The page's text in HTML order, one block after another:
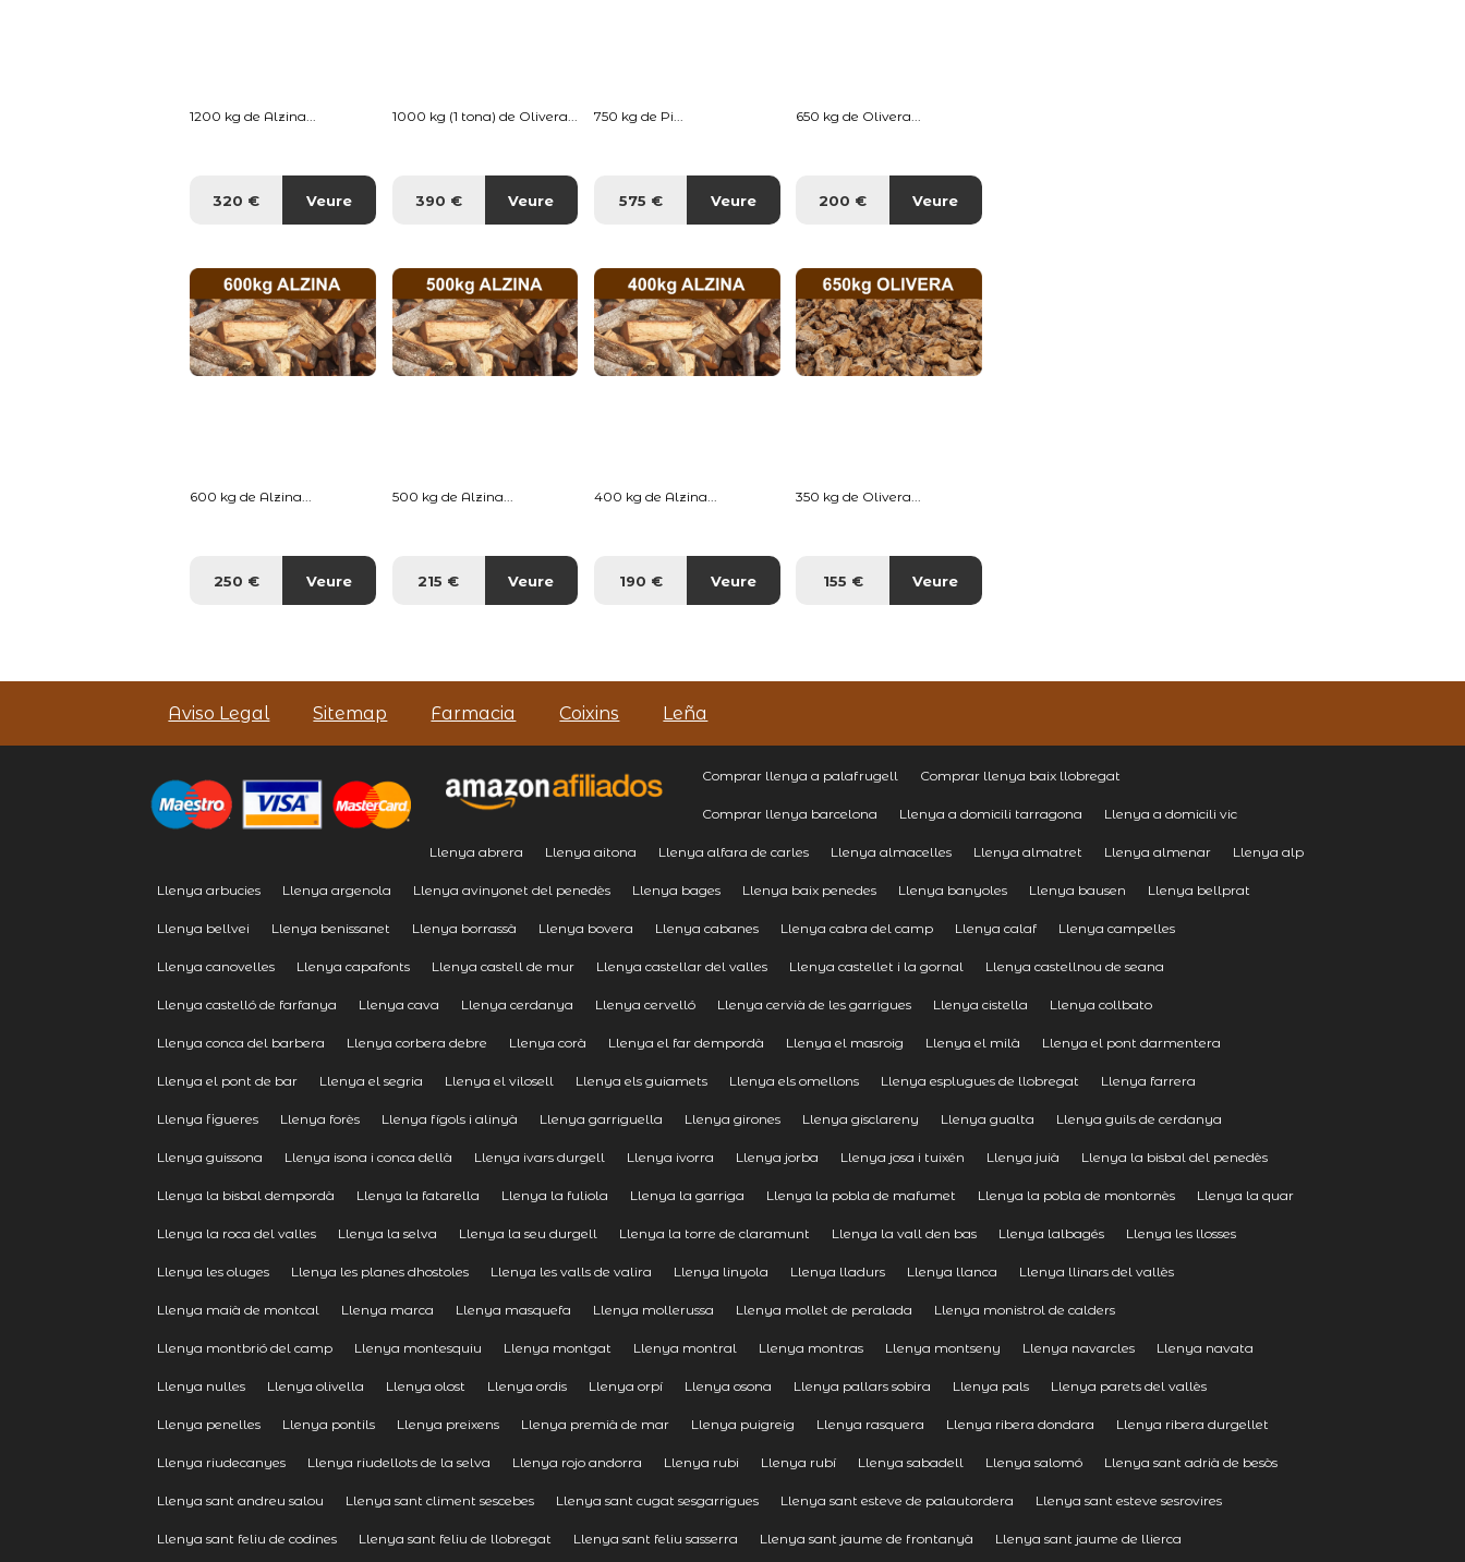
1200 kg de Alzina...
320 € Veure
1000 kg (1 tona) de Olivera...
390 € Veure
750 kg de Pi...
575 € Veure
650 kg de Olivera...
200 € Veure
600 kg de Alzina...
250 € Veure
500 kg de Alzina...
215 € Veure
400 kg de Alzina...
190 € Veure
350 kg de Olivera...
155 € Veure
Aviso Legal Sitemap Farmacia Coixins Leña
Comprar llenya a palafrugell Comprar llenya baix llobregat
Comprar llenya barcelona Llenya a domicili tarragona Llenya a domicili vic
Llenya abrera Llenya aitona Llenya alfara de carles Llenya almacelles Llenya almatret Llenya almenar Llenya alp
Llenya arbucies Llenya argenola Llenya avinyonet del penedès Llenya bages Llenya baix penedes Llenya banyoles Llenya bausen Llenya bellprat
Llenya bellvei Llenya benissanet Llenya borrassà Llenya bovera Llenya cabanes Llenya cabra del camp Llenya calaf Llenya campelles
Llenya canovelles Llenya capafonts Llenya castell de mur Llenya castellar del valles Llenya castellet i la gornal Llenya castellnou de seana
Llenya castelló de farfanya Llenya cava Llenya cerdanya Llenya cervelló Llenya cervià de les garrigues Llenya cistella Llenya collbato
Llenya conca del barbera Llenya corbera debre Llenya corà Llenya el far dempordà Llenya el masroig Llenya el milà Llenya el pont darmentera
Llenya el pont de bar Llenya el segria Llenya el vilosell Llenya els guiamets Llenya els omellons Llenya esplugues de llobregat Llenya farrera
Llenya figueres Llenya forès Llenya fígols i alinyà Llenya garriguella Llenya girones Llenya gisclareny Llenya gualta Llenya guils de cerdanya
Llenya guissona Llenya isona i conca dellà Llenya ivars durgell Llenya ivorra Llenya jorba Llenya josa i tuixén Llenya juià Llenya la bisbal del penedès
Llenya la bisbal dempordà Llenya la fatarella Llenya la fuliola Llenya la garriga Llenya la pobla de mafumet Llenya la pobla de montornès Llenya la quar
Llenya la roca del valles Llenya la selva Llenya la seu durgell Llenya la torre de claramunt Llenya la vall den bas Llenya lalbagés Llenya les llosses
Llenya les oluges Llenya les planes dhostoles Llenya les valls de valira Llenya linyola Llenya lladurs Llenya llanca Llenya llinars del vallès
Llenya maià de montcal Llenya marca Llenya masquefa Llenya mollerussa Llenya mollet de peralada Llenya monistrol de calders
Llenya montbrió del camp Llenya montesquiu Llenya montgat Llenya montral Llenya montras Llenya montseny Llenya navarcles Llenya navata
Llenya nulles Llenya olivella Llenya olost Llenya ordis Llenya orpí Llenya osona Llenya pallars sobira Llenya pals Llenya parets del vallès
Llenya penelles Llenya pontils Llenya preixens Llenya premià de mar Llenya puigreig Llenya rasquera Llenya ribera dondara Llenya ribera durgellet
Llenya riudecanyes Llenya riudellots de la selva Llenya rojo andorra Llenya rubi Llenya rubí Llenya sabadell Llenya salomó Llenya sant adrià de besòs
Llenya sant andreu salou Llenya sant climent sescebes Llenya sant cugat sesgarrigues Llenya sant esteve de palautordera Llenya sant esteve sesrovires
Llenya sant feliu de codines Llenya sant feliu de llobregat Llenya sant feliu sasserra Llenya sant jaume de frontanyà Llenya sant jaume de llierca